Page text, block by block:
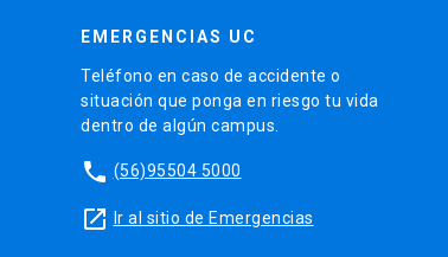
EMERGENCIAS UC
Teléfono en caso de accidente o
situación que ponga en riesgo tu vida
dentro de algún campus.
phone (56)95504 5000
launch Ir al sitio de Emergencias